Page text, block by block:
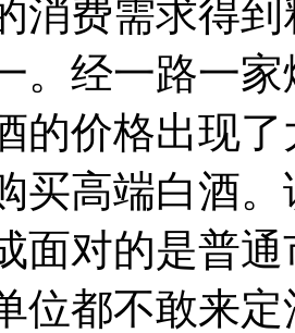
消费需求得
。经一路一
的价格出现
买高端白酒
面对的是普
位都不敢来